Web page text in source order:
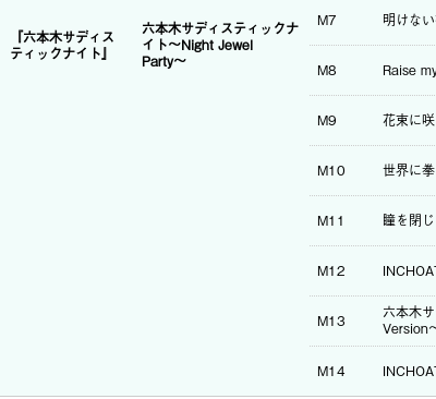
『六本木サディス
ティックナイト』
六本木サディスティックナ
イト〜Night Jewel
Party〜
M7 明けな
M8 Raise
M9 花束に
M10 世界に
M11 瞳を閉
M12
M13
六本木
Version
M14